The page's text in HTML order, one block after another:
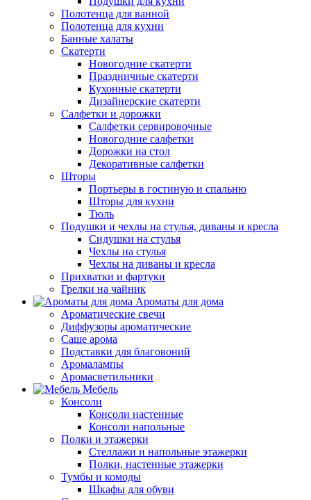
Полотенца для ванной
Полотенца для кухни
Банные халаты
Скатерти
Новогодние скатерти
Праздничные скатерти
Кухонные скатерти
Дизайнерские скатерти
Салфетки и дорожки
Салфетки сервировочные
Новогодние салфетки
Дорожки на стол
Декоративные салфетки
Шторы
Портьеры в гостиную и спальню
Шторы для кухни
Тюль
Подушки и чехлы на стулья, диваны и кресла
Сидушки на стулья
Чехлы на стулья
Чехлы на диваны и кресла
Прихватки и фартуки
Грелки на чайник
Ароматы для дома
Ароматические свечи
Диффузоры ароматические
Саше арома
Подставки для благовоний
Аромалампы
Аромасветильники
Мебель
Консоли
Консоли настенные
Консоли напольные
Полки и этажерки
Стеллажи и напольные этажерки
Полки, настенные этажерки
Тумбы и комоды
Шкафы для обуви